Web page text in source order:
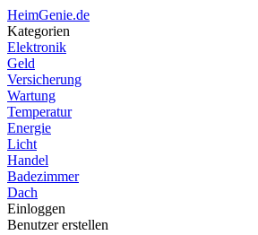
HeimGenie.de
Kategorien
Elektronik
Geld
Versicherung
Wartung
Temperatur
Energie
Licht
Handel
Badezimmer
Dach
Einloggen
Benutzer erstellen